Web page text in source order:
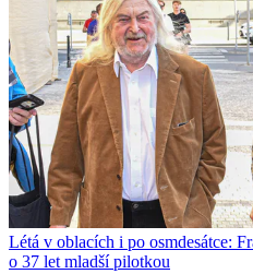
Létá v oblacích i po osmdesátce:
o 37 let mladší pilotkou